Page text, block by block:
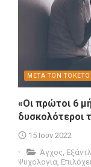
ΜΕΤΑ ΤΟΝ ΤΟΚΕΤΟ
«Οι πρώτοι 6
δυσκολότεροι
15 Ιουν 2022
Άγχος
Ψυχολογία